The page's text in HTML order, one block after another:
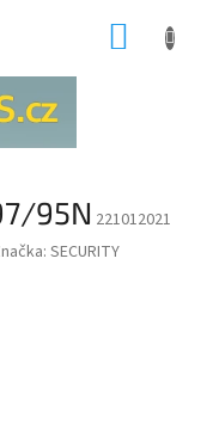
95N 221012021
SECURITY